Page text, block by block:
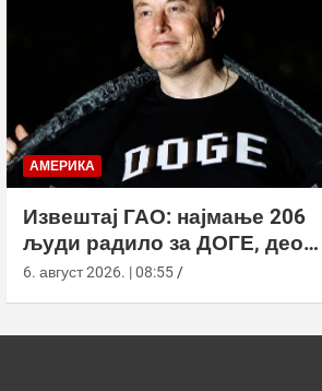
АМЕРИКА
Извештај ГАО: најмање 206
људи радило за ДОГЕ, део
агенција ускратио податке
6. август 2026. | 08:55